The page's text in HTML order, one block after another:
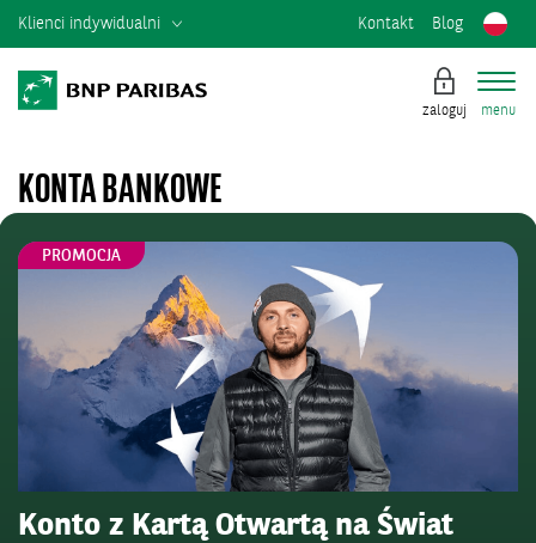
Klienci indywidualni Kontakt Blog
zaloguj menu
KONTA BANKOWE
PROMOCJA
Konto z Kartą Otwartą na Świat